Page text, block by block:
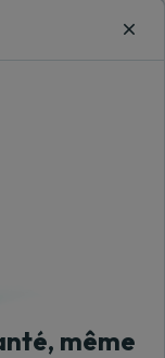
même